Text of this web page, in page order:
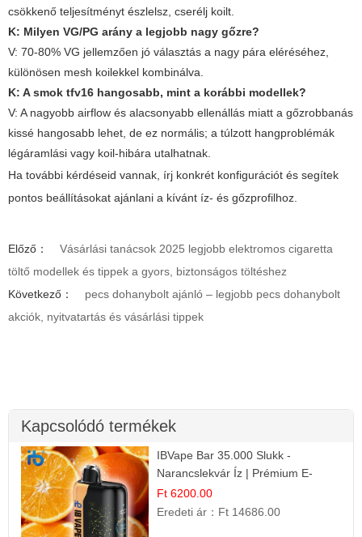
csökkenő teljesítményt észlelsz, cserélj koilt.
K: Milyen VG/PG arány a legjobb nagy gőzre?
V: 70-80% VG jellemzően jó választás a nagy pára eléréséhez,
különösen mesh koilekkel kombinálva.
K: Asmok tfv16 hangosabb, mint a korábbi modellek?
V: A nagyobb airflow és alacsonyabb ellenállás miatt a gőzrobbanás
kissé hangosabb lehet, de ez normális; a túlzott hangproblémák
légáramlási vagy koil-hibára utalhatnak.
Ha további kérdéseid vannak, írj konkrét konfigurációt és segítek
pontos beállításokat ajánlani a kívánt íz- és gőzprofilhoz.
Előző：
Vásárlási tanácsok 2025 legjobb elektromos cigaretta
töltő modellek és tippek a gyors, biztonságos töltéshez
Következő：
pecs dohanybolt ajánló – legjobb pecs dohanybolt
akciók, nyitvatartás és vásárlási tippek
Kapcsolódó termékek
IBVape Bar 35.000 Slukk -
Narancslekvár Íz | Prémium E-
cigaretta
Ft 6200.00
Eredeti ár： Ft 14686.00